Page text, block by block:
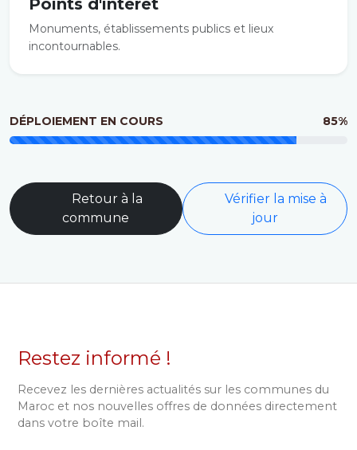
Points d'intérêt
Monuments, établissements publics et lieux
incontournables.
DÉPLOIEMENT EN COURS 85%
Retour à la
commune
Vérifier la mise à
jour
Restez informé !
Recevez les dernières actualités sur les communes du
Maroc et nos nouvelles offres de données directement
dans votre boîte mail.